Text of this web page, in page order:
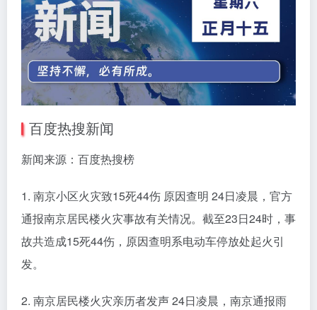
百度热搜新闻
新闻来源：百度热搜榜
1. 南京小区火灾致15死44伤 原因查明 24日凌晨，官方
通报南京居民楼火灾事故有关情况。截至23日24时，事
故共造成15死44伤，原因查明系电动车停放处起火引
发。
2. 南京居民楼火灾亲历者发声 24日凌晨，南京通报雨